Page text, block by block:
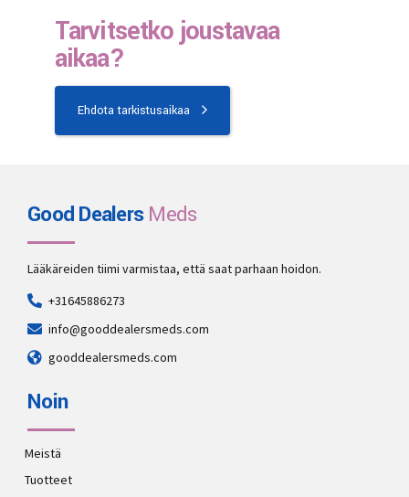
Tarvitsetko joustavaa
aikaa?
Ehdota tarkistusaikaa
Good DealersMeds
Lääkäreiden tiimi varmistaa, että saat parhaan hoidon.
+31645886273
info@gooddealersmeds.com
gooddealersmeds.com
Noin
Meistä
Tuotteet